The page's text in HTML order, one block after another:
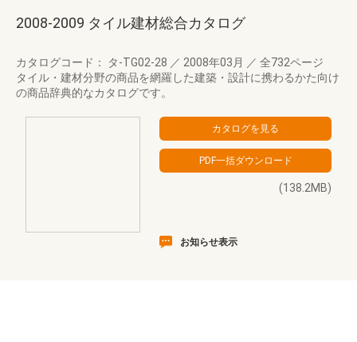
2008-2009 タイル建材総合カタログ
カタログコード： タ-TG02-28 ／ 2008年03月 ／ 全732ページ
タイル・建材分野の商品を網羅した建築・設計に携わるかた向け
の商品辞典的なカタログです。
(138.2MB)
お知らせ表示